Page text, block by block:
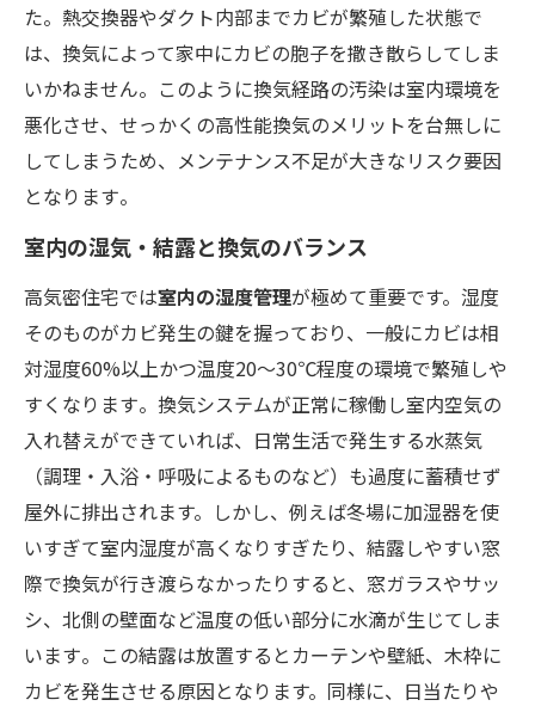
た​。熱交換器やダクト内部までカビが繁殖した状態で
は、換気によって家中にカビの胞子を撒き散らしてしま
いかねません​。このように換気経路の汚染は室内環境を
悪化させ、せっかくの高性能換気のメリットを台無しに
してしまうため、メンテナンス不足が大きなリスク要因
となります​。
室内の湿気・結露と換気のバランス
高気密住宅では室内の湿度管理が極めて重要です。湿度
そのものがカビ発生の鍵を握っており、一般にカビは相
対湿度60%以上かつ温度20〜30℃程度の環境で繁殖しや
すくなります​。換気システムが正常に稼働し室内空気の
入れ替えができていれば、日常生活で発生する水蒸気
（調理・入浴・呼吸によるものなど）も過度に蓄積せず
屋外に排出されます。しかし、例えば冬場に加湿器を使
いすぎて室内湿度が高くなりすぎたり、結露しやすい窓
際で換気が行き渡らなかったりすると、窓ガラスやサッ
シ、北側の壁面など温度の低い部分に水滴が生じてしま
います​​。この結露は放置するとカーテンや壁紙、木枠に
カビを発生させる原因となります。同様に、日当たりや